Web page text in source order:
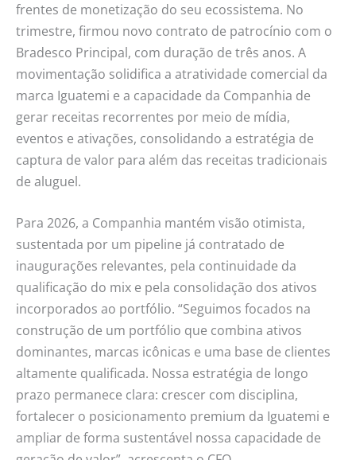
frentes de monetização do seu ecossistema. No
trimestre, firmou novo contrato de patrocínio com o
Bradesco Principal, com duração de três anos. A
movimentação solidifica a atratividade comercial da
marca Iguatemi e a capacidade da Companhia de
gerar receitas recorrentes por meio de mídia,
eventos e ativações, consolidando a estratégia de
captura de valor para além das receitas tradicionais
de aluguel.
Para 2026, a Companhia mantém visão otimista,
sustentada por um pipeline já contratado de
inaugurações relevantes, pela continuidade da
qualificação do mix e pela consolidação dos ativos
incorporados ao portfólio. “Seguimos focados na
construção de um portfólio que combina ativos
dominantes, marcas icônicas e uma base de clientes
altamente qualificada. Nossa estratégia de longo
prazo permanece clara: crescer com disciplina,
fortalecer o posicionamento premium da Iguatemi e
ampliar de forma sustentável nossa capacidade de